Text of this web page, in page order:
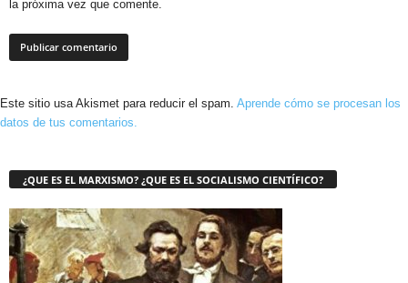
la próxima vez que comente.
Este sitio usa Akismet para reducir el spam. Aprende cómo se procesan los
datos de tus comentarios.
¿QUE ES EL MARXISMO? ¿QUE ES EL SOCIALISMO CIENTÍFICO?